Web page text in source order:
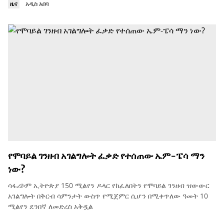
ዜና አዲስ አበባ
የሞባይል ገንዘብ አገልግሎት ፈቃድ የተሰጠው ኤም-ፔሳ ማን
ነው?
ሳፋሪኮም ኢትዮጵያ 150 ሚልየን ዶላር የከፈለበትን የሞባይል ገንዘብ ዝውውር
አገልግሎት በቅርብ ሳምንታት ውስጥ የሚጀምር ሲሆን በሚቀጥለው ዓመት 10
ሚልየን ደንበኛ ለመድረስ አቅዷል